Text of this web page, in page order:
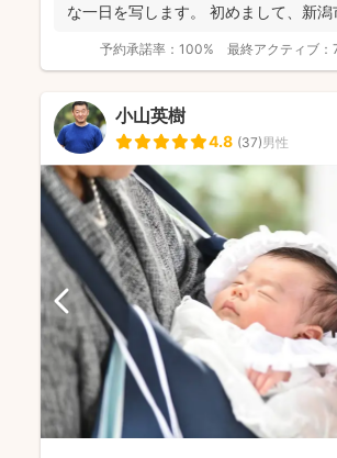
な一日を写します。 初めまして、新潟
予約承諾率： 100% 最終アクティブ：
小山英樹
4.8 (37)男性